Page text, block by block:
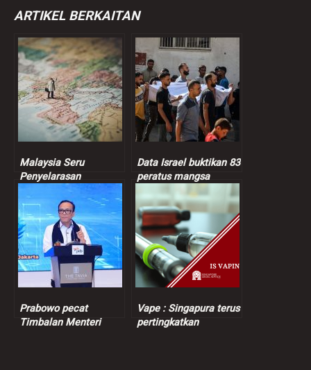
ARTIKEL BERKAITAN
Malaysia Seru
Penyelarasan
Berterusan Dalam
Proses Keamanan
Bangsamoro
Data Israel buktikan 83
peratus mangsa
dibunuh tentera Zionis
orang awam
Prabowo pecat
Timbalan Menteri
Vape : Singapura terus
pertingkatkan